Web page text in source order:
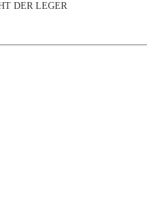
DER LEGER